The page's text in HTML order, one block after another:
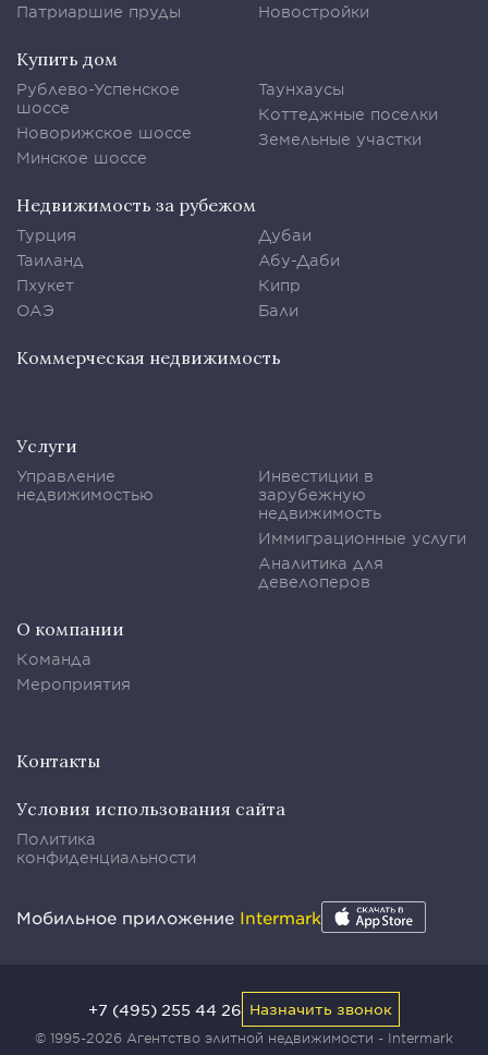
Патриаршие пруды
Новостройки
Купить дом
Рублево-Успенское
шоссе
Новорижское шоссе
Минское шоссе
Таунхаусы
Коттеджные поселки
Земельные участки
Недвижимость за рубежом
Турция
Таиланд
Пхукет
ОАЭ
Дубаи
Абу-Даби
Кипр
Бали
Коммерческая недвижимость
Услуги
Управление
недвижимостью
Инвестиции в
зарубежную
недвижимость
Иммиграционные услуги
Аналитика для
девелоперов
О компании
Команда
Мероприятия
Контакты
Условия использования сайта
Политика
конфиденциальности
Мобильное приложение Intermark
© 1995-2026 Агентство элитной недвижимости - Intermark
+7 (495) 255 44 26 Назначить звонок